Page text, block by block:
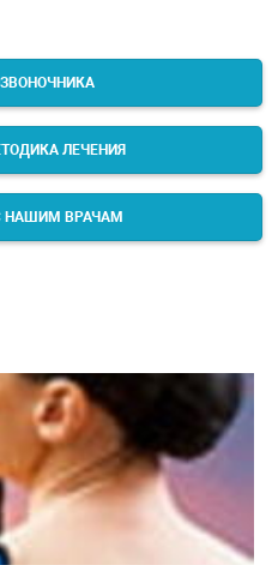
ЛЕЧЕНИЯ
НАШИМ ВРАЧАМ